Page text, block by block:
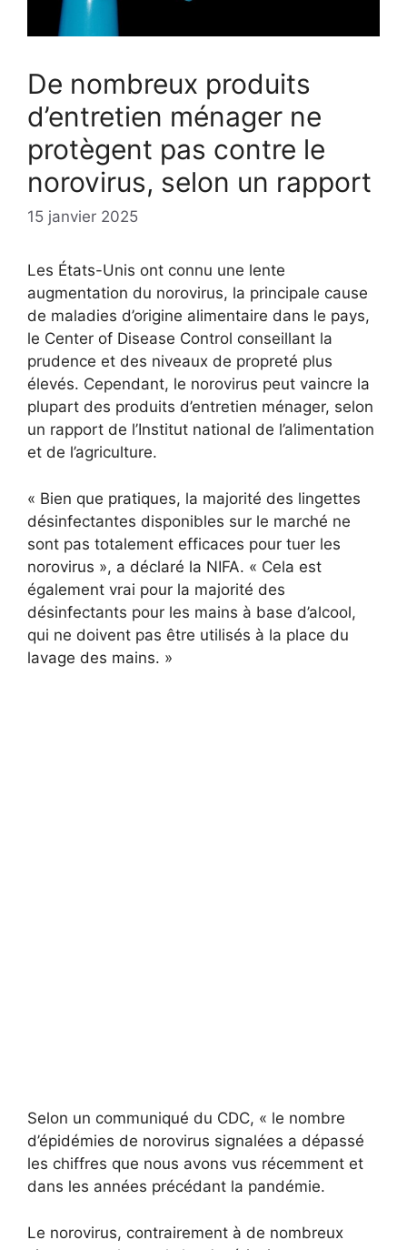
De nombreux produits
d’entretien ménager ne
protègent pas contre le
norovirus, selon un rapport
15 janvier 2025
Les États-Unis ont connu une lente
augmentation du norovirus, la principale cause
de maladies d’origine alimentaire dans le pays,
le Center of Disease Control conseillant la
prudence et des niveaux de propreté plus
élevés. Cependant, le norovirus peut vaincre la
plupart des produits d’entretien ménager, selon
un rapport de l’Institut national de l’alimentation
et de l’agriculture.
« Bien que pratiques, la majorité des lingettes
désinfectantes disponibles sur le marché ne
sont pas totalement efficaces pour tuer les
norovirus », a déclaré la NIFA. « Cela est
également vrai pour la majorité des
désinfectants pour les mains à base d’alcool,
qui ne doivent pas être utilisés à la place du
lavage des mains. »
Selon un communiqué du CDC, « le nombre
d’épidémies de norovirus signalées a dépassé
les chiffres que nous avons vus récemment et
dans les années précédant la pandémie.
Le norovirus, contrairement à de nombreux